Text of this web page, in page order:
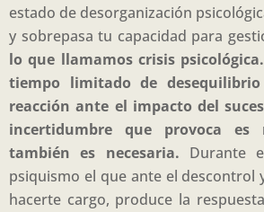
estado de desorganización
y sobrepasa tu capacidad para
lo que llamamos crisis
tiempo limitado de desequilibrio
reacción ante el impacto del
incertidumbre que provoca
también es necesaria. Durante
psiquismo el que ante el descontrol
hacerte cargo, produce la